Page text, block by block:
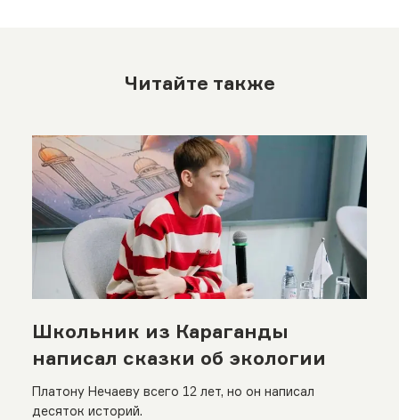
Читайте также
Школьник из Караганды
написал сказки об экологии
Платону Нечаеву всего 12 лет, но он написал
десяток историй.